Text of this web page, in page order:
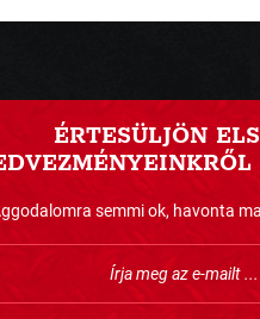
ÉRTESÜLJÖN
semmi ok, havonta